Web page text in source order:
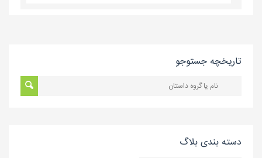
تاریخچه جستوجو
دسته بندی بلاگ